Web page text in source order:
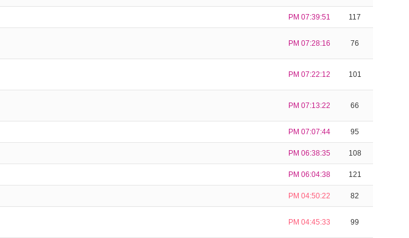
PM 07:39:51 117
PM 07:28:16 76
PM 07:22:12 101
PM 07:13:22 66
PM 07:07:44 95
PM 06:38:35 108
PM 06:04:38 121
PM 04:50:22 82
PM 04:45:33 99